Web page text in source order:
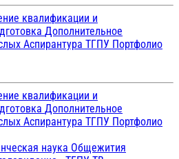
квалификации и
Дополнительное
Аспирантура ТГПУ Портфолио
квалификации и
Дополнительное
Аспирантура ТГПУ Портфолио
наука Общежития